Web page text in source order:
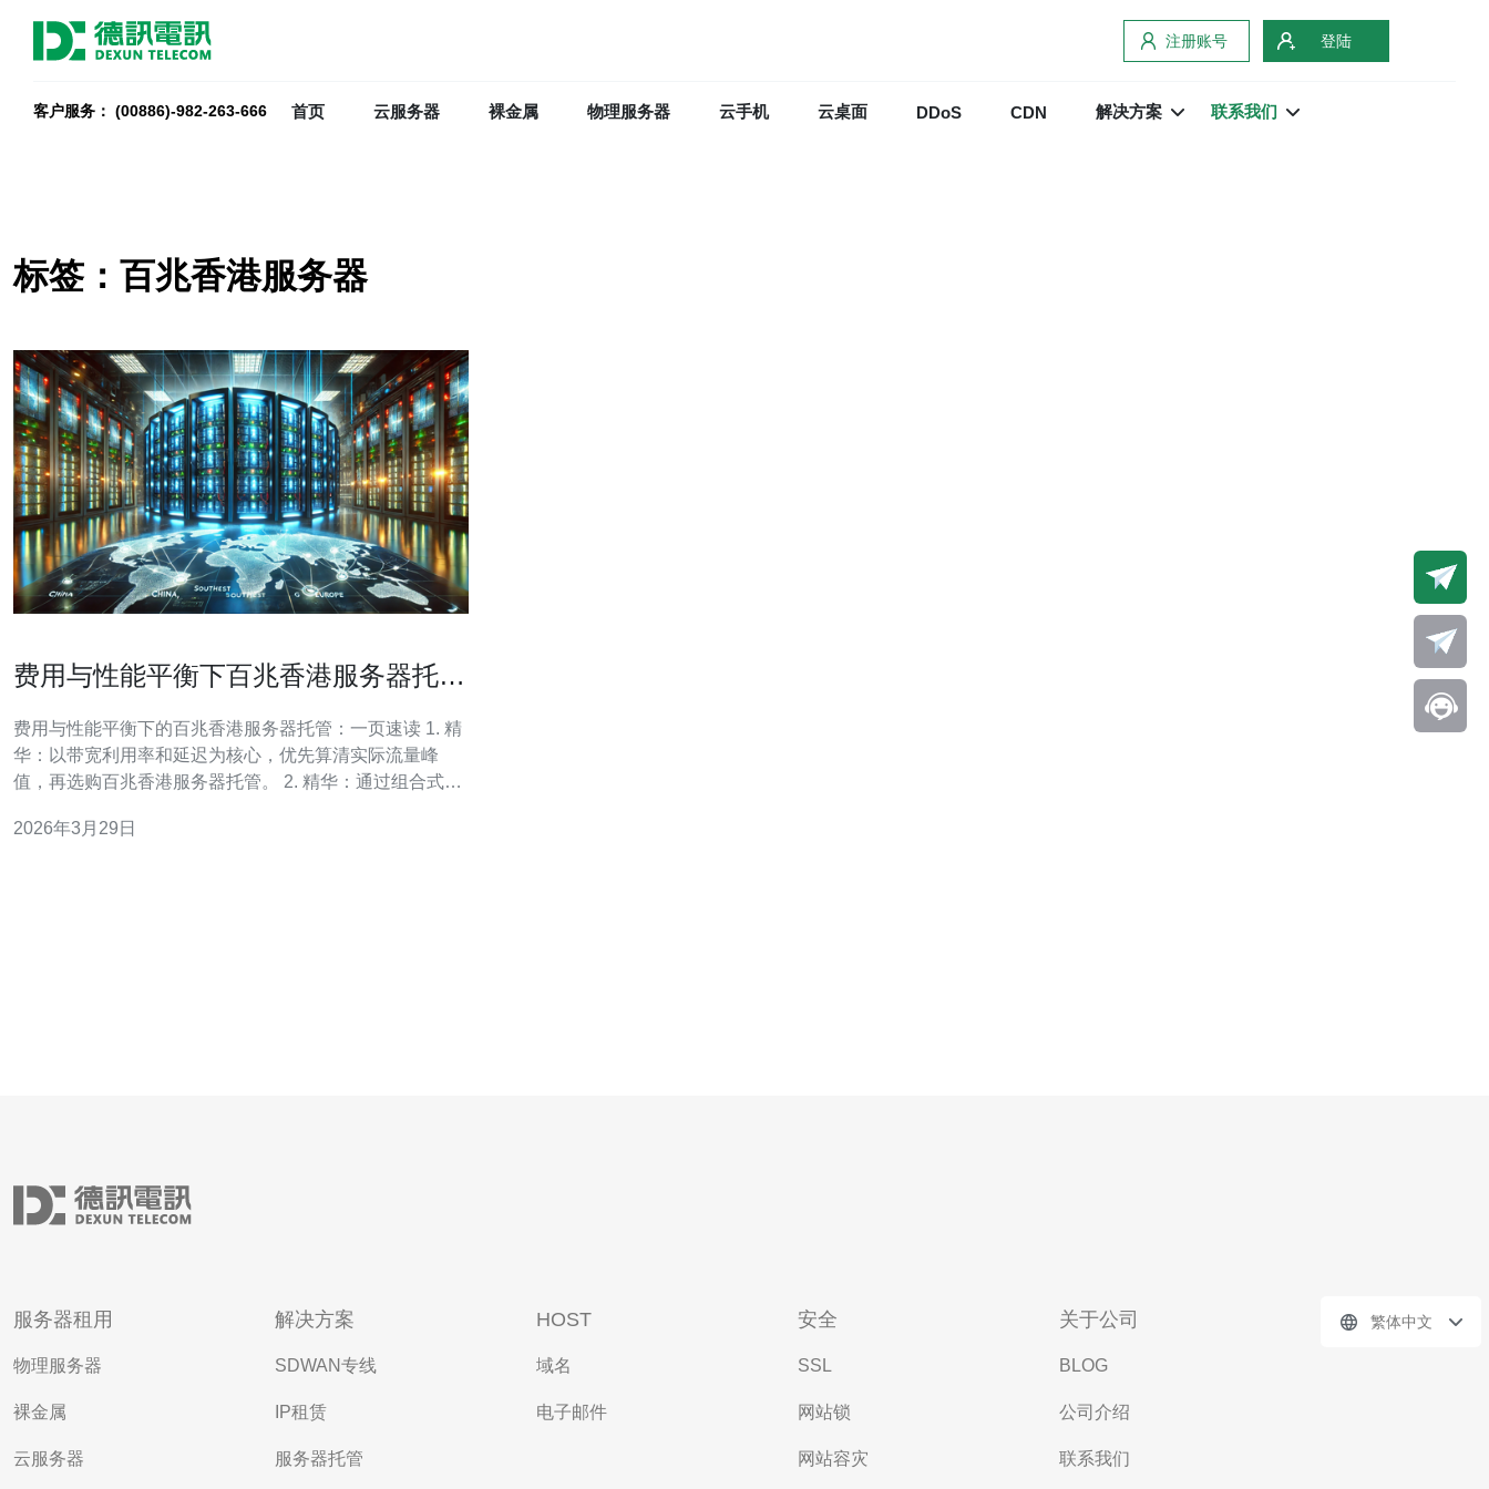
注册账号 登陆
客户服务： (00886)-982-263-666 首页 云服务器 裸金属 物理服务器 云手机 云桌面 DDoS CDN 解决方案 联系我们
标签：百兆香港服务器
费用与性能平衡下百兆香港服务器托管
费用与性能平衡下的百兆香港服务器托管：一页速读 1. 精
华：以带宽利用率和延迟为核心，优先算清实际流量峰
值，再选购百兆香港服务器托管。 2. 精华：通过组合式采
压低20%—40%。 3. 精华：把SLA、DDoS防护与网络直
2026年3月29日
服务器租用
物理服务器
裸金属
云服务器
解决方案
SDWAN专线
IP租赁
服务器托管
HOST
域名
电子邮件
安全
SSL
网站锁
网站容灾
关于公司
BLOG
公司介绍
联系我们
繁体中文